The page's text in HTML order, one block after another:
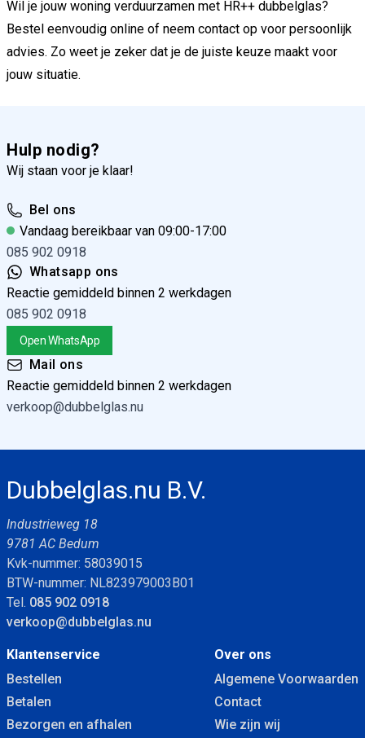
Wil je jouw woning verduurzamen met HR++ dubbelglas?
Bestel eenvoudig online of neem contact op voor persoonlijk
advies. Zo weet je zeker dat je de juiste keuze maakt voor
jouw situatie.
Hulp nodig?
Wij staan voor je klaar!
Bel ons
Vandaag bereikbaar van 09:00-17:00
085 902 0918
Whatsapp ons
Reactie gemiddeld binnen 2 werkdagen
085 902 0918
Open WhatsApp
Mail ons
Reactie gemiddeld binnen 2 werkdagen
verkoop@dubbelglas.nu
Dubbelglas.nu B.V.
Industrieweg 18
9781 AC Bedum
Kvk-nummer: 58039015
BTW-nummer: NL823979003B01
Tel. 085 902 0918
verkoop@dubbelglas.nu
Klantenservice
Bestellen
Betalen
Bezorgen en afhalen
Over ons
Algemene Voorwaarden
Contact
Wie zijn wij